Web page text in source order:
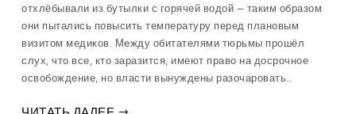
отхлёбывали из бутылки с горячей водой — таким образом
они пытались повысить температуру перед плановым
визитом медиков. Между обитателями тюрьмы прошёл
слух, что все, кто заразится, имеют право на досрочное
освобождение, но власти вынуждены разочаровать…